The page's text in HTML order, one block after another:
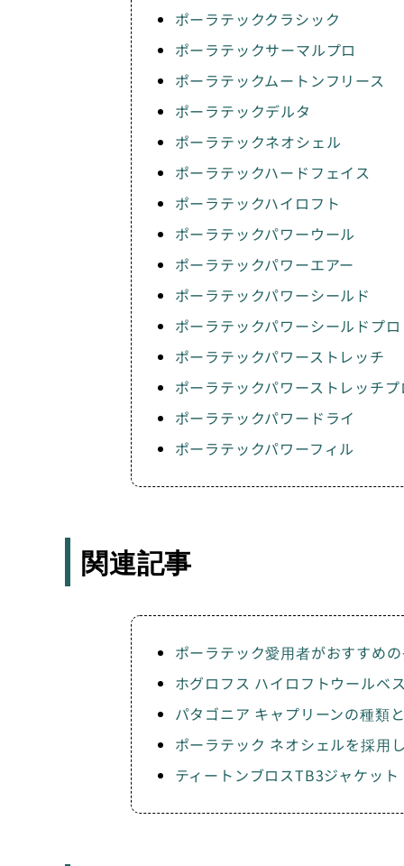
ポーラテッククラシック
ポーラテックサーマルプロ
ポーラテックムートンフリース
ポーラテックデルタ
ポーラテックネオシェル
ポーラテックハードフェイス
ポーラテックハイロフト
ポーラテックパワーウール
ポーラテックパワーエアー
ポーラテックパワーシールド
ポーラテックパワーシールドプロ
ポーラテックパワーストレッチ
ポーラテックパワーストレッチ
ポーラテックパワードライ
ポーラテックパワーフィル
関連記事
ポーラテック愛用者がおすすめ
ホグロフス ハイロフトウールベ
パタゴニア キャプリーンの種類
ポーラテック ネオシェルを採用
ティートンブロスTB3ジャケット